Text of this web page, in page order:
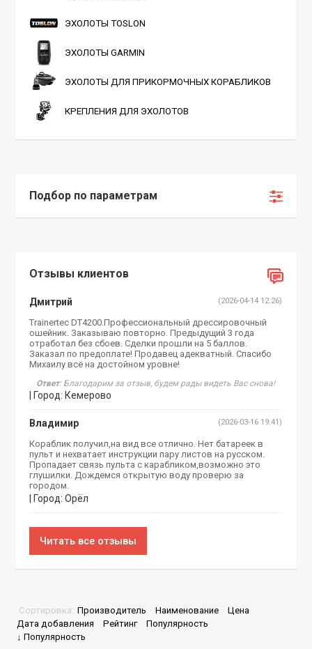
ЭХОЛОТЫ TOSLON
ЭХОЛОТЫ GARMIN
ЭХОЛОТЫ ДЛЯ ПРИКОРМОЧНЫХ КОРАБЛИКОВ
КРЕПЛЕНИЯ ДЛЯ ЭХОЛОТОВ
Подбор по параметрам
Отзывы клиентов
Дмитрий (2026-04-14 12:26)
Trainertec DT4200.Профессиональный дрессировочный
ошейник. Заказываю повторно. Предыдущий 3 года
отработал без сбоев. Сделки прошли на 5 баллов.
Заказал по предоплате! Продавец адекватный. Спасибо
Михаилу всё на достойном уровне!
Ответ: Благодарим за отзыв, будем рады видеть Вас снова!
| Город: Кемерово
Владимир (2026-03-16 19:41)
Кораблик получил,на вид все отлично. Нет батареек в
пульт и нехватает инструкции пару листов на русском.
Пропадает связь пульта с карабликом,возможно это
глушилки. Дождемся открытую воду проверю за
городом.
| Город: Орёл
Читать все отзывы
Сортировка: Производитель · Наименование · Цена ·
Дата добавления · Рейтинг · Популярность ·
↓ Популярность